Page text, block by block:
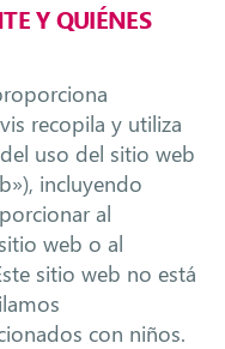
Y QUIÉNES
recopila y utiliza
uso del sitio web
incluyendo
al
web o al
sitio web no está
con niños.